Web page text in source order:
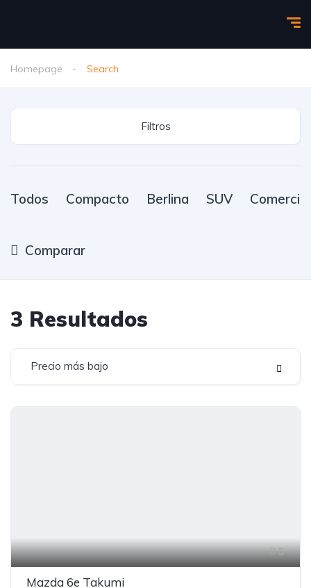
Homepage Search
Filtros
Todos Compacto Berlina SUV Comercial
Comparar
3 Resultados
Precio más bajo
5
Mazda 6e Takumi